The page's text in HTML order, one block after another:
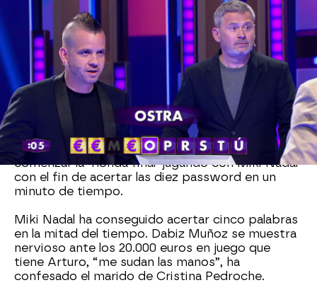
El cocinero ya ha demostrado que es capaz de
acertar cinco palabras seguidas en la 'Ronda final'
y ha causado la sorpresa en el último segundo en
la última 'Ronda final' del concurso.
Arturo ha vencido a Marc en la ‘Súper Password’
y juega la ‘Ronda final’ para intentar llevarse
20.000 euros en el concurso con la ayuda de
Dabiz Muñoz y Miki Nadal.
En esta ocasión, el sevillano ha decidido
comenzar la ‘Ronda final’ jugando con Miki Nadal
con el fin de acertar las diez password en un
minuto de tiempo.
Miki Nadal ha conseguido acertar cinco palabras
en la mitad del tiempo. Dabiz Muñoz se muestra
nervioso ante los 20.000 euros en juego que
tiene Arturo, “me sudan las manos”, ha
confesado el marido de Cristina Pedroche.